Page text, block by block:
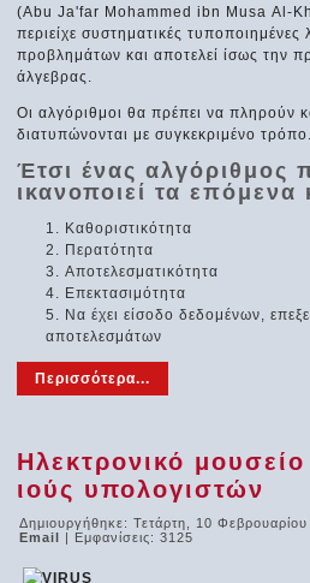
(Abu Ja'far Mohammed ibn Musa Αl-
περιείχε συστηματικές τυποποιημένες
προβλημάτων και αποτελεί ίσως την
άλγεβρας.
Οι αλγόριθμοι θα πρέπει να πληρούν
διατυπώνονται με συγκεκριμένο τρόπο.
Έτσι ένας αλγόριθμος
ικανοποιεί τα επόμενα
Καθοριστικότητα
Περατότητα
Αποτελεσματικότητα
Επεκτασιμότητα
Να έχει είσοδο δεδομένων,
αποτελεσμάτων
Περισσότερα...
Ηλεκτρονικό
ιούς υπολογιστών
Δημιουργήθηκε: Τετάρτη, 10
Email | Εμφανίσεις: 3125